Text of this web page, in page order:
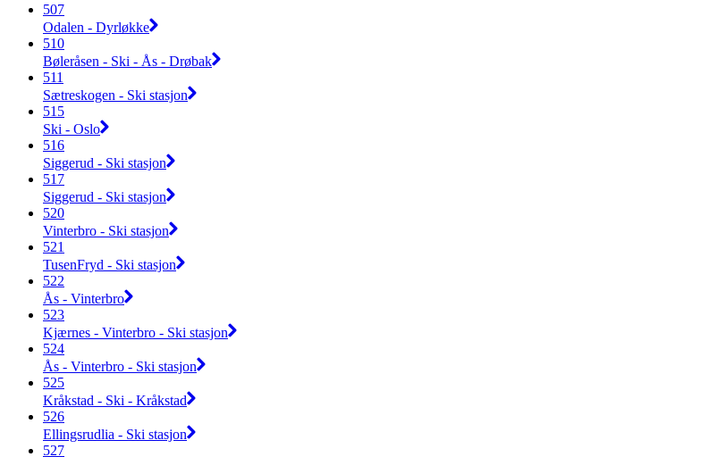
507
Odalen - Dyrløkke
510
Bøleråsen - Ski - Ås - Drøbak
511
Sætreskogen - Ski stasjon
515
Ski - Oslo
516
Siggerud - Ski stasjon
517
Siggerud - Ski stasjon
520
Vinterbro - Ski stasjon
521
TusenFryd - Ski stasjon
522
Ås - Vinterbro
523
Kjærnes - Vinterbro - Ski stasjon
524
Ås - Vinterbro - Ski stasjon
525
Kråkstad - Ski - Kråkstad
526
Ellingsrudlia - Ski stasjon
527